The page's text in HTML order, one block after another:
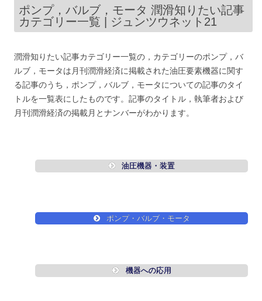
ポンプ，バルブ，モータ 潤滑知りたい記事
カテゴリー一覧 | ジュンツウネット21
潤滑知りたい記事カテゴリー一覧の，カテゴリーのポンプ，バ
ルブ，モータは月刊潤滑経済に掲載された油圧要素機器に関す
る記事のうち，ポンプ，バルブ，モータについての記事のタイ
トルを一覧表にしたものです。記事のタイトル，執筆者および
月刊潤滑経済の掲載月とナンバーがわかります。
油圧機器・装置
ポンプ・バルブ・モータ
機器への応用